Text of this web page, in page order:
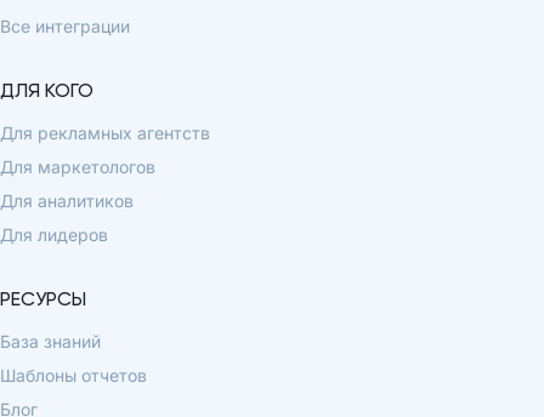
Все интеграции
ДЛЯ КОГО
Для рекламных агентств
Для маркетологов
Для аналитиков
Для лидеров
РЕСУРСЫ
База знаний
Шаблоны отчетов
Блог